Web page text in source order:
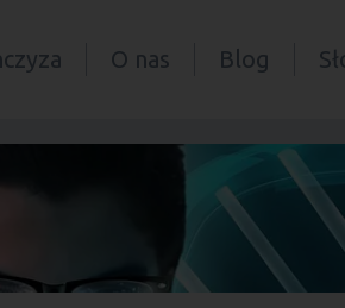
O nas Blog